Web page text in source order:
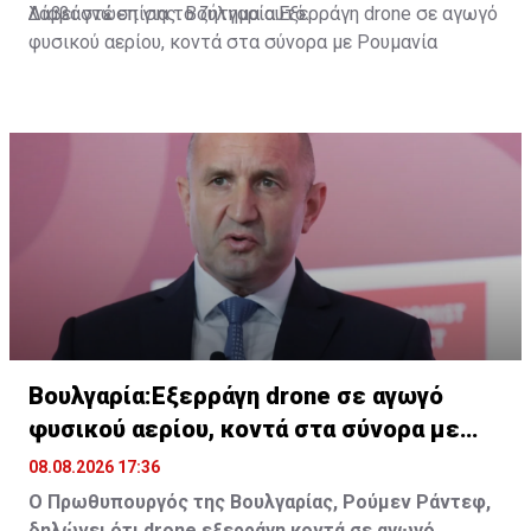
λάβει γνώση για το ζήτημα αυτό.
Διαβάστε επίσης:Βουλγαρία:Εξερράγη drone σε αγωγό
φυσικού αερίου, κοντά στα σύνορα με Ρουμανία
Βουλγαρία:Εξερράγη drone σε αγωγό
φυσικού αερίου, κοντά στα σύνορα με
Ρουμανία
08.08.2026 17:36
Ο Πρωθυπουργός της Βουλγαρίας, Ρούμεν Ράντεφ,